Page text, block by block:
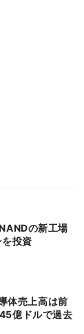
投資
億ドルで過去